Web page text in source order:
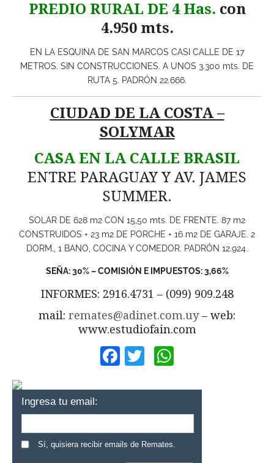
PREDIO RURAL DE 4 Has. con
4.950 mts.
EN LA ESQUINA DE SAN MARCOS CASI CALLE DE 17
METROS. SIN CONSTRUCCIONES. A UNOS 3.300 mts. DE
RUTA 5. PADRÓN 22.666.
CIUDAD DE LA COSTA –
SOLYMAR
CASA EN LA CALLE BRASIL
ENTRE PARAGUAY Y AV. JAMES
SUMMER.
SOLAR DE 628 m2 CON 15,50 mts. DE FRENTE. 87 m2
CONSTRUIDOS + 23 m2 DE PORCHE + 16 m2 DE GARAJE. 2
DORM., 1 BANO, COCINA Y COMEDOR. PADRÓN 12.924.
SEÑA: 30% – COMISIÓN E IMPUESTOS: 3,66%
INFORMES: 2916.4731 – (099) 909.248
mail: remates@adinet.com.uy– web:
www.estudiofain.com
Facebook
Twitter
Ingresa tu email:
Sí, quisiera recibir emails de Remates.